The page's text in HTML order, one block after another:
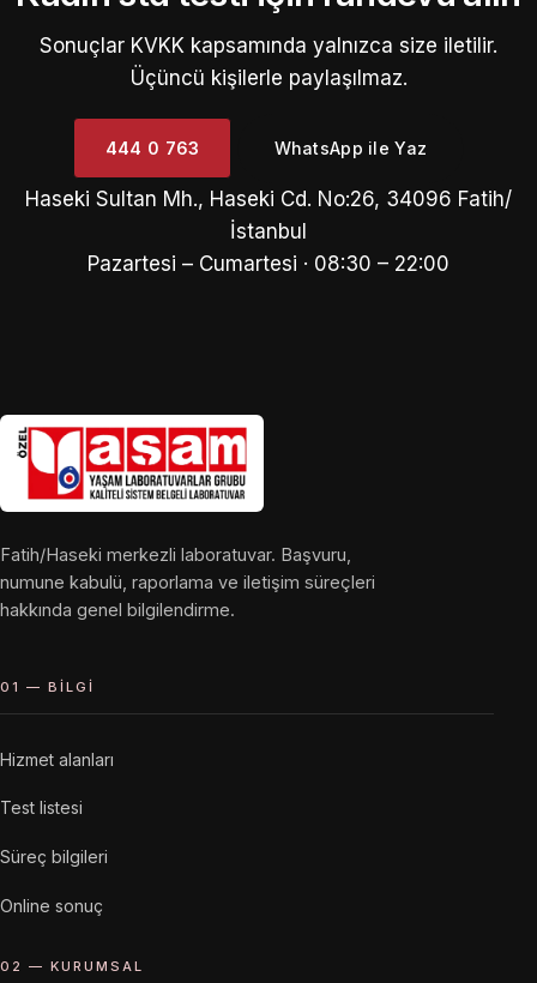
Sonuçlar KVKK kapsamında yalnızca size iletilir.
Üçüncü kişilerle paylaşılmaz.
444 0 763 WhatsApp ile Yaz
Haseki Sultan Mh., Haseki Cd. No:26, 34096 Fatih/
İstanbul
Pazartesi – Cumartesi · 08:30 – 22:00
Fatih/Haseki merkezli laboratuvar. Başvuru,
numune kabulü, raporlama ve iletişim süreçleri
hakkında genel bilgilendirme.
01 — BILGI
Hizmet alanları
Test listesi
Süreç bilgileri
Online sonuç
02 — KURUMSAL